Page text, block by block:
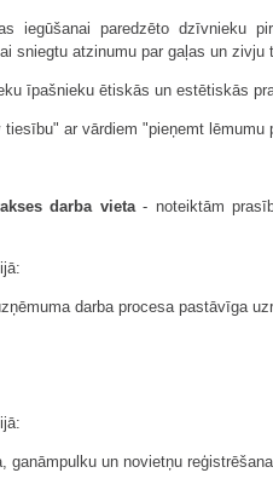
iegūšanai paredzēto dzīvnieku
sniegtu atzinumu par gaļas un zivju
īpašnieku ētiskās un estētiskās
ar vārdiem "pieņemt lēmumu
darba vieta- noteiktām
darba procesa pastāvīga
ganāmpulku un novietņu